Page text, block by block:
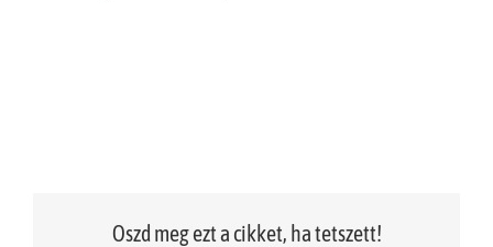
Oszd meg ezt a cikket, ha tetszett!